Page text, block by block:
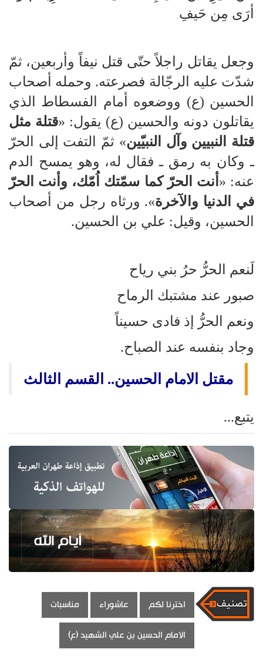
أرَى مِن حَيفِ
وجعل يقاتل راجلاً حتّى قتل نيفاً وأربعين، ثمّ
شدّت عليه الرجّالة فصرعته. وحمله أصحاب
الحسين (ع) ووضعوه أمام الفسطاط الذي
يقاتلون دونه والحسين (ع) يقول: «قتلة مثل
قتلة النبيين وآل النبيّين» ثمّ التفت إلى الحرّ
ـ وكان به رمق ـ فقال له، وهو يمسح الدم
عنه: « أنت الحرّ كما سمّتك اُمّك، وأنت الحرّ
في الدنيا والآخرة». ورثاه رجل من أصحاب
الحسين، وقيل: علي بن الحسين.
لَنعم الحرُّ حرُ بني رياح
صبور عند مشتبك الرماح
ونعم الحرُّ إذ فادى حسيناً
وجاد بنفسه عند الصباح.
مقتل الامام الحسين.. القسم الثالث
يتبع...
اخترنا لكم عاشوراء مناسبات
الامام الحسين بن علي الشهيد (ع)